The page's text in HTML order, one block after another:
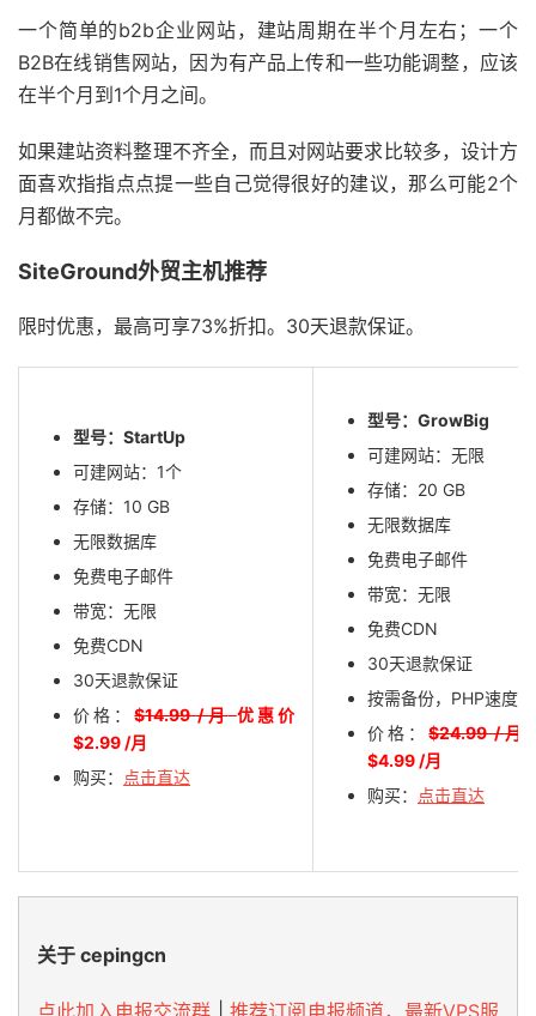
一个简单的b2b企业网站，建站周期在半个月左右；一个
B2B在线销售网站，因为有产品上传和一些功能调整，应该
在半个月到1个月之间。
如果建站资料整理不齐全，而且对网站要求比较多，设计方
面喜欢指指点点提一些自己觉得很好的建议，那么可能2个
月都做不完。
SiteGround外贸主机推荐
限时优惠，最高可享73%折扣。30天退款保证。
型号：StartUp
可建网站：1个
存储：10 GB
无限数据库
免费电子邮件
带宽：无限
免费CDN
30天退款保证
价格：$14.99 /月 优惠价
$2.99 /月
购买：
点击直达
型号：GrowBig
可建网站：无限
存储：20 GB
无限数据库
免费电子邮件
带宽：无限
免费CDN
30天退款保证
按需备份，PHP速度
价格：$24.99 /月
$4.99 /月
购买：
点击直达
关于 cepingcn
点此加入电报交流群 推荐订阅电报频道，最新VPS服